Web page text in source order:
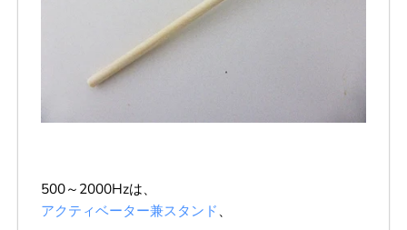
500～2000Hzは、
アクティベーター兼スタンド、